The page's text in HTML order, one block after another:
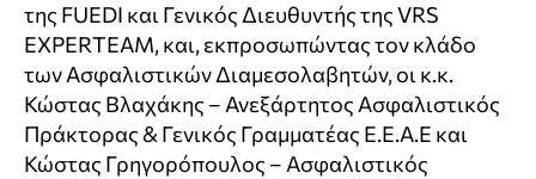
της FUEDI και Γενικός Διευθυντής της VRS
EXPERTEAM, και, εκπροσωπώντας τον κλάδο
των Ασφαλιστικών Διαμεσολαβητών, οι κ.κ.
Κώστας Βλαχάκης – Ανεξάρτητος Ασφαλιστικός
Πράκτορας & Γενικός Γραμματέας Ε.Ε.Α.Ε και
Κώστας Γρηγορόπουλος – Ασφαλιστικός